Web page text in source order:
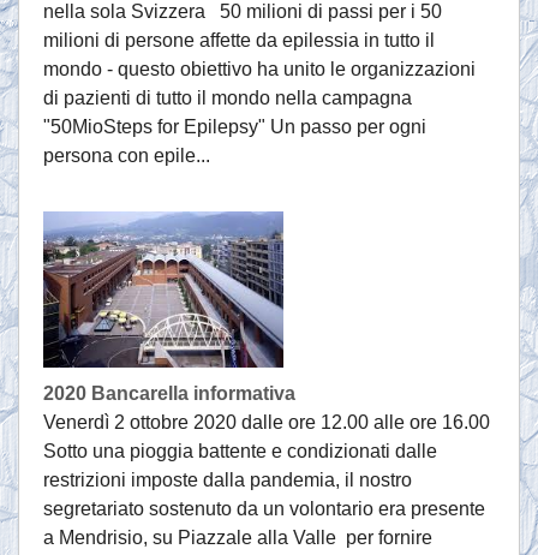
nella sola Svizzera 50 milioni di passi per i 50
milioni di persone affette da epilessia in tutto il
mondo - questo obiettivo ha unito le organizzazioni
di pazienti di tutto il mondo nella campagna
"50MioSteps for Epilepsy" Un passo per ogni
persona con epile...
2020 Bancarella informativa
Venerdì 2 ottobre 2020 dalle ore 12.00 alle ore 16.00
Sotto una pioggia battente e condizionati dalle
restrizioni imposte dalla pandemia, il nostro
segretariato sostenuto da un volontario era presente
a Mendrisio, su Piazzale alla Valle per fornire